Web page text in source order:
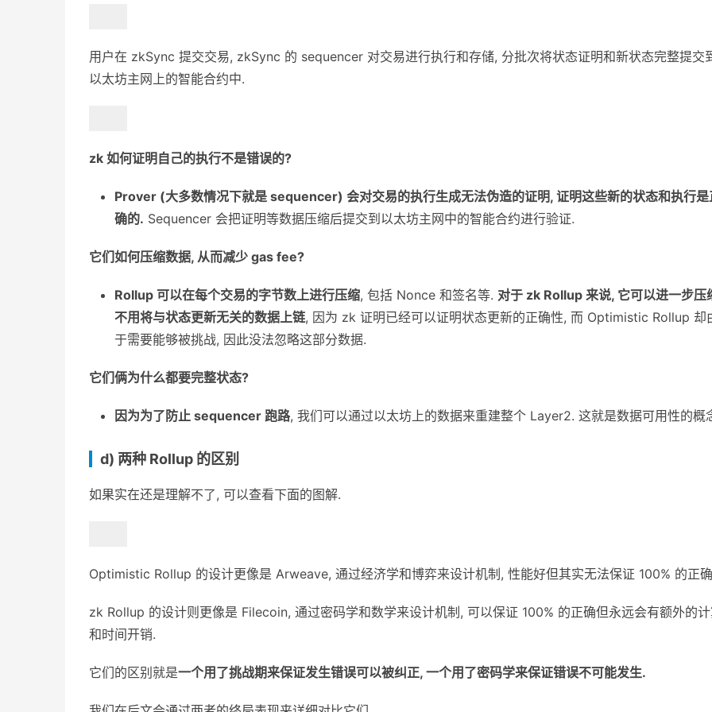
用户在 zkSync 提交交易, zkSync 的 sequencer 对交易进行执行和存储, 分批次将状态证明和新状态完整提交
以太坊主网上的智能合约中.
zk 如何证明自己的执行不是错误的?
Prover (大多数情况下就是 sequencer) 会对交易的执行生成无法伪造的证明, 证明这些新的状态和执行是
确的. Sequencer 会把证明等数据压缩后提交到以太坊主网中的智能合约进行验证.
它们如何压缩数据, 从而减少 gas fee?
Rollup 可以在每个交易的字节数上进行压缩, 包括 Nonce 和签名等. 对于 zk Rollup 来说, 它可以进一步压
不用将与状态更新无关的数据上链, 因为 zk 证明已经可以证明状态更新的正确性, 而 Optimistic Rollup 却
于需要能够被挑战, 因此没法忽略这部分数据.
它们俩为什么都要完整状态?
因为为了防止 sequencer 跑路, 我们可以通过以太坊上的数据来重建整个 Layer2. 这就是数据可用性的概
d) 两种 Rollup 的区别
如果实在还是理解不了, 可以查看下面的图解.
Optimistic Rollup 的设计更像是 Arweave, 通过经济学和博弈来设计机制, 性能好但其实无法保证 100% 的正
zk Rollup 的设计则更像是 Filecoin, 通过密码学和数学来设计机制, 可以保证 100% 的正确但永远会有额外的
和时间开销.
它们的区别就是一个用了挑战期来保证发生错误可以被纠正, 一个用了密码学来保证错误不可能发生.